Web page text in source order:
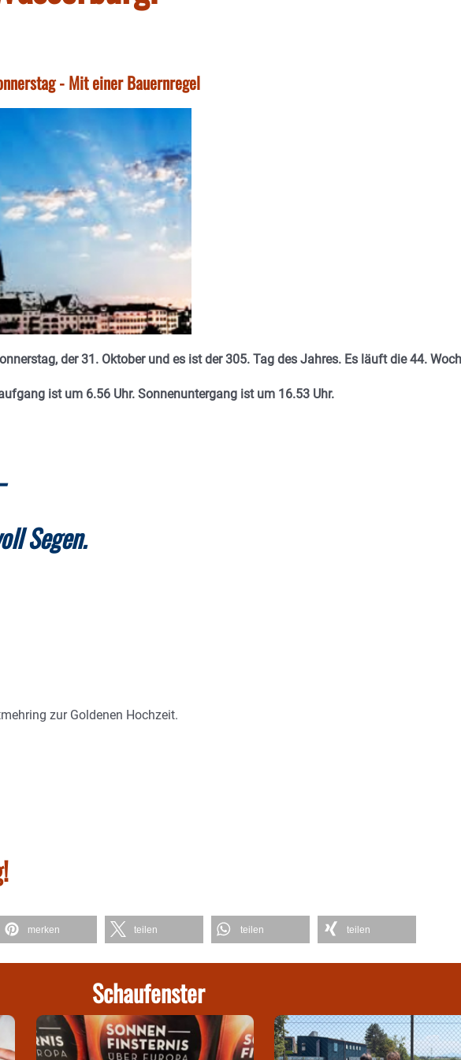
- Mit einer Bauernregel
der 31. Oktober und es ist der 305. Tag des Jahres. Es läuft die 44.
ist um 6.56 Uhr. Sonnenuntergang ist um 16.53 Uhr.
Segen.
zur Goldenen Hochzeit.
merken teilen teilen teilen
Schaufenster